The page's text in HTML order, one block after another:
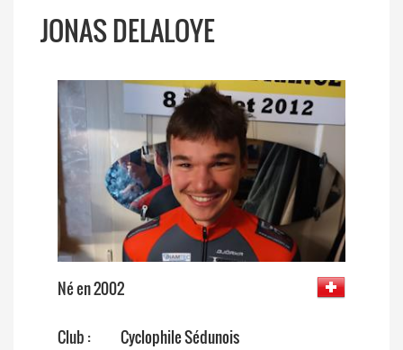
JONAS DELALOYE
Né en 2002
Club :
Cyclophile Sédunois